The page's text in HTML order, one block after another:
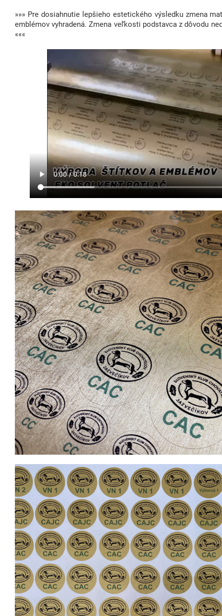
»»» Pre dosiahnutie lepšieho estetického výsledku zmena
emblémov vyhradená. Zmena veľkosti podstavca z dôvodu
«««